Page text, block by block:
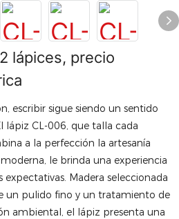
lápices, precio
escribir sigue siendo un sentido
lápiz CL-006, que talla cada
a la perfección la artesanía
le brinda una experiencia
expectativas. Madera seleccionada
un pulido fino y un tratamiento de
ambiental, el lápiz presenta una